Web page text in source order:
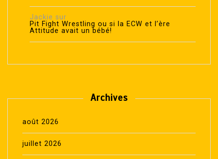
Jackie sur
Pit Fight Wrestling ou si la ECW et l’ère
Attitude avait un bébé!
Archives
août 2026
juillet 2026